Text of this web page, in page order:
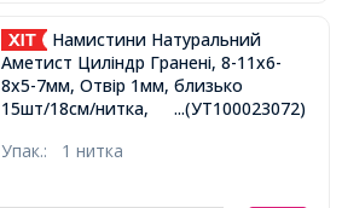
Намистини Натуральний
Аметист Циліндр Гранені, 8-11x6-
8x5-7мм, Отвір 1мм, близько
15шт/18см/нитка,
...(УТ100023072)
Упак.: 1 нитка